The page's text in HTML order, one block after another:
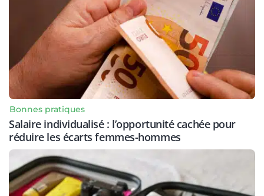
Bonnes pratiques
Salaire individualisé : l’opportunité cachée pour
réduire les écarts femmes-hommes